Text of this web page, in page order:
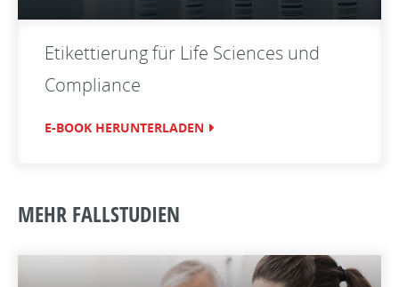
Etikettierung für Life Sciences und
Compliance
E-BOOK HERUNTERLADEN
MEHR FALLSTUDIEN